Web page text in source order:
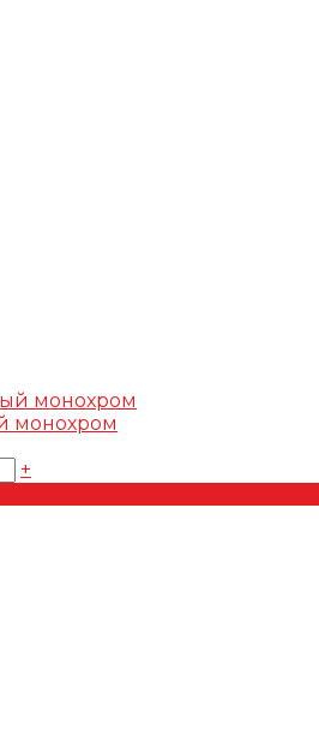
монохром
+